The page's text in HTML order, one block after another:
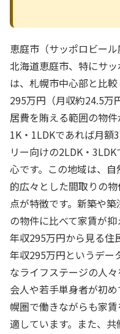
恵庭市（サッポロビー
北海道恵庭市、特にサ
は、札幌市中心部と比
295万円（月収約24.5万
居費を賄える範囲の物
1K・1LDKであれば月額
リー向けの2LDK・
心です。この地域は、
的広々とした間取りの
点が特徴です。新築や
の物件に比べて家賃が抑
年収295万円から見る住
年収295万円というデー
なライフステージの人
会人や若手単身者が初
幌圏で働きながらも家
適しています。また、